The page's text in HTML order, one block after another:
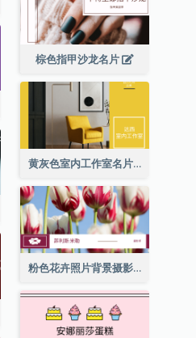
棕色指甲沙龙名片
黄灰色室内工作室名片
粉色花卉照片背景摄影师名片